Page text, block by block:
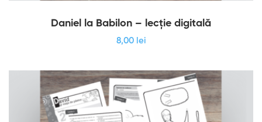
Daniel la Babilon – lecție digitală
8,00 lei